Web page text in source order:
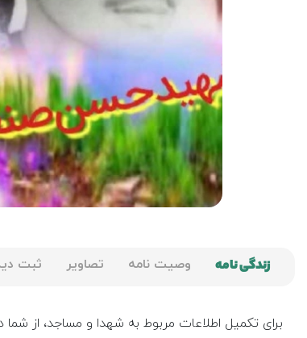
زندگی نامه وصیت نامه تصاویر ثبت
برای تکمیل اطلاعات مربوط به شهدا و مساجد، از